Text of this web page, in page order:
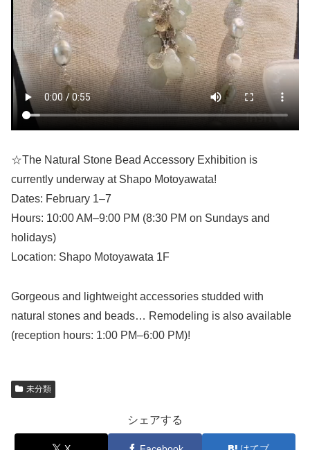
☆The Natural Stone Bead Accessory Exhibition is
currently underway at Shapo Motoyawata!
Dates: February 1–7
Hours: 10:00 AM–9:00 PM (8:30 PM on Sundays and
holidays)
Location: Shapo Motoyawata 1F
Gorgeous and lightweight accessories studded with
natural stones and beads… Remodeling is also available
(reception hours: 1:00 PM–6:00 PM)!
未分類
シェアする